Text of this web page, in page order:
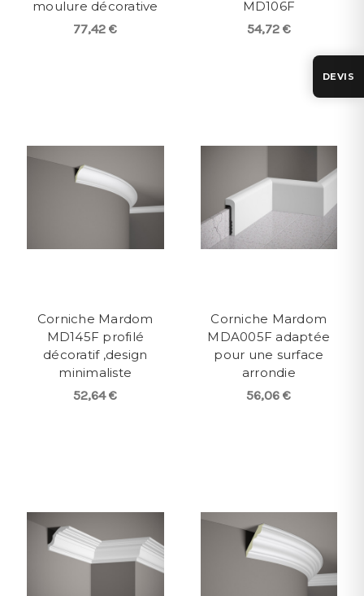
moulure décorative
77,42 €
MD106F
54,72 €
Corniche Mardom
MD145F profilé
décoratif ,design
minimaliste
52,64 €
Corniche Mardom
MDA005F adaptée
pour une surface
arrondie
56,06 €
DEVIS